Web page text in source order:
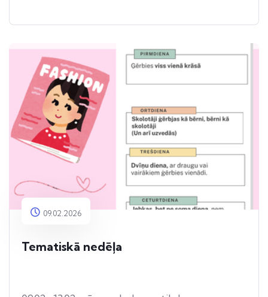
09.02.2026
Tematiskā nedēļa